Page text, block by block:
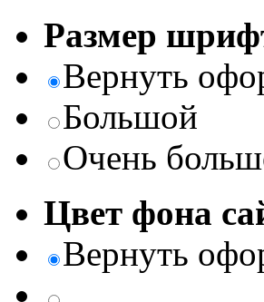
Размер
Вернуть
Большой
Очень
Цвет фона
Вернуть